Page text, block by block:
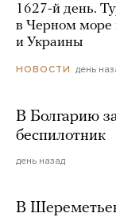
1627-й день.
в Черном море
и Украины
НОВОСТИ день
В Болгарию
беспилотник
день назад
В